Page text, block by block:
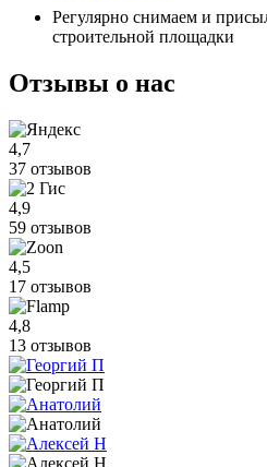
Регулярно снимаем и
строительной площадки
Отзывы о нас
4,7
37 отзывов
4,9
59 отзывов
4,5
17 отзывов
4,8
13 отзывов